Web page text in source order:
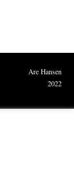
Are Hansen
2022